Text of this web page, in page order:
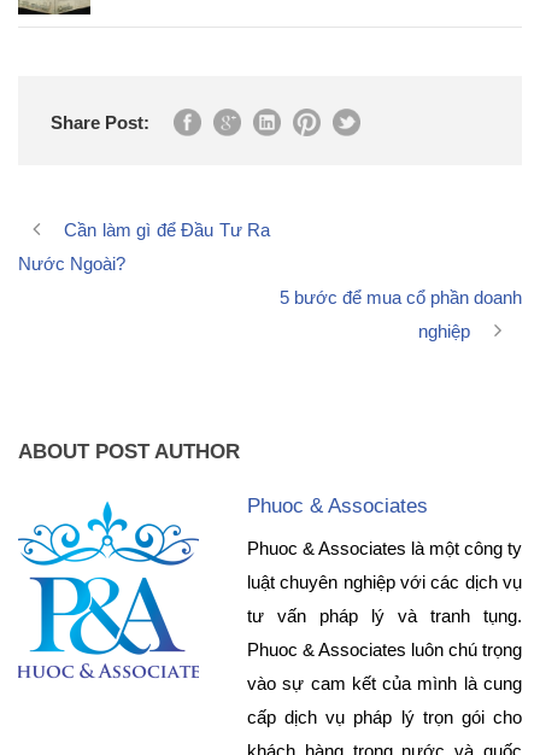
Share Post:
Cần làm gì để Đầu Tư Ra
Nước Ngoài?
5 bước để mua cổ phần doanh
nghiệp
ABOUT POST AUTHOR
Phuoc & Associates
Phuoc & Associates là một công ty
luật chuyên nghiệp với các dịch vụ
tư vấn pháp lý và tranh tụng.
Phuoc & Associates luôn chú trọng
vào sự cam kết của mình là cung
cấp dịch vụ pháp lý trọn gói cho